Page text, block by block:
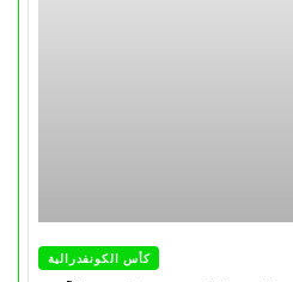
كأس الكونفدرالية